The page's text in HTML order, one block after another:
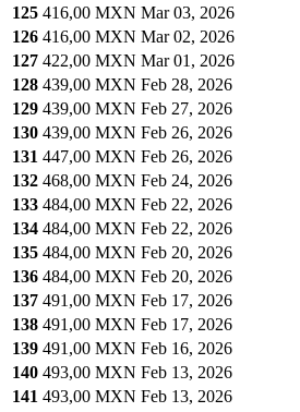
125 416,00 MXN Mar 03, 2026
126 416,00 MXN Mar 02, 2026
127 422,00 MXN Mar 01, 2026
128 439,00 MXN Feb 28, 2026
129 439,00 MXN Feb 27, 2026
130 439,00 MXN Feb 26, 2026
131 447,00 MXN Feb 26, 2026
132 468,00 MXN Feb 24, 2026
133 484,00 MXN Feb 22, 2026
134 484,00 MXN Feb 22, 2026
135 484,00 MXN Feb 20, 2026
136 484,00 MXN Feb 20, 2026
137 491,00 MXN Feb 17, 2026
138 491,00 MXN Feb 17, 2026
139 491,00 MXN Feb 16, 2026
140 493,00 MXN Feb 13, 2026
141 493,00 MXN Feb 13, 2026